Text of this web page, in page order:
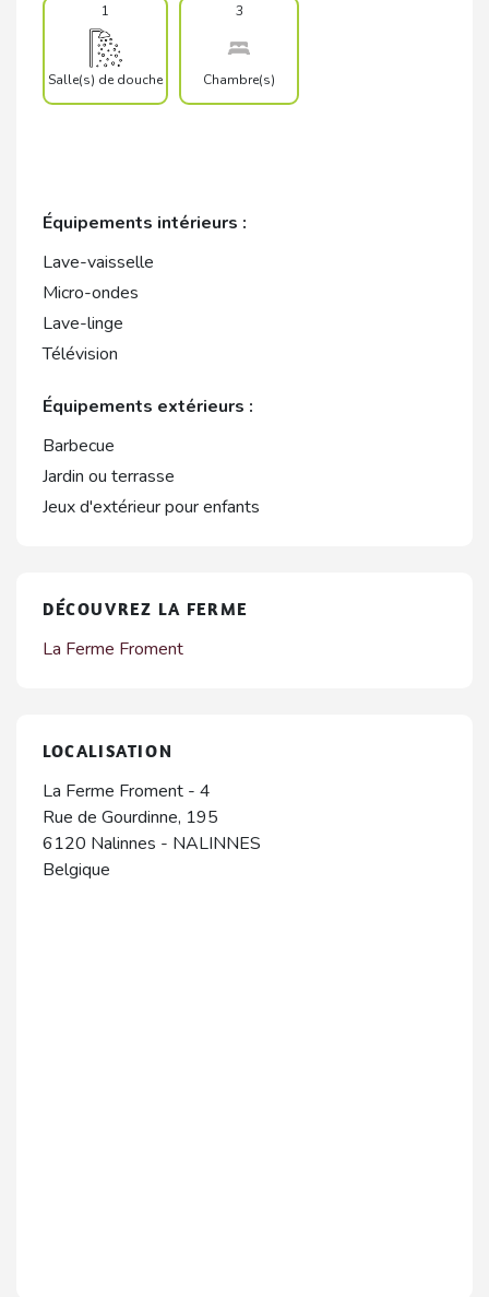
1
Salle(s) de douche
3
Chambre(s)
Équipements intérieurs :
Lave-vaisselle
Micro-ondes
Lave-linge
Télévision
Équipements extérieurs :
Barbecue
Jardin ou terrasse
Jeux d'extérieur pour enfants
DÉCOUVREZ LA FERME
La Ferme Froment
LOCALISATION
La Ferme Froment - 4
Rue de Gourdinne, 195
6120 Nalinnes - NALINNES
Belgique